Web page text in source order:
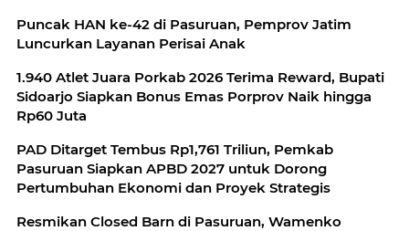
Puncak HAN ke-42 di Pasuruan, Pemprov Jatim
Luncurkan Layanan Perisai Anak
1.940 Atlet Juara Porkab 2026 Terima Reward, Bupati
Sidoarjo Siapkan Bonus Emas Porprov Naik hingga
Rp60 Juta
PAD Ditarget Tembus Rp1,761 Triliun, Pemkab
Pasuruan Siapkan APBD 2027 untuk Dorong
Pertumbuhan Ekonomi dan Proyek Strategis
Resmikan Closed Barn di Pasuruan, Wamenko